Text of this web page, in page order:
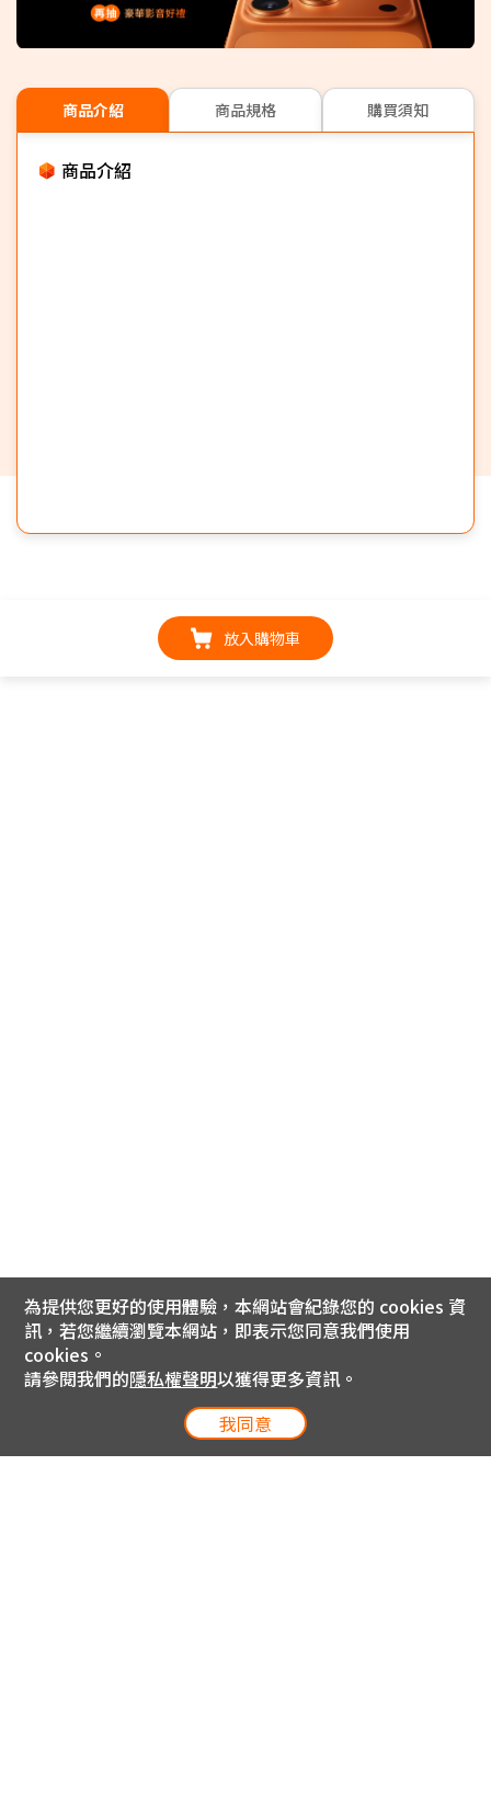
商品介紹 商品規格 購買須知
商品介紹
放入購物車
為提供您更好的使用體驗，本網站會紀錄您的 cookies 資
訊，若您繼續瀏覽本網站，即表示您同意我們使用
cookies。
請參閱我們的隱私權聲明以獲得更多資訊。
我同意